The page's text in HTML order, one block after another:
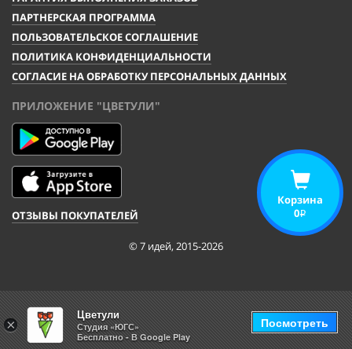
ПАРТНЕРСКАЯ ПРОГРАММА
ПОЛЬЗОВАТЕЛЬСКОЕ СОГЛАШЕНИЕ
ПОЛИТИКА КОНФИДЕНЦИАЛЬНОСТИ
СОГЛАСИЕ НА ОБРАБОТКУ ПЕРСОНАЛЬНЫХ ДАННЫХ
ПРИЛОЖЕНИЕ "ЦВЕТУЛИ"
ОТЗЫВЫ ПОКУПАТЕЛЕЙ
© 7 идей, 2015-2026
Корзина
0i
×
Цветули
Студия «ЮГС»
Бесплатно - В Google Play
Посмотреть